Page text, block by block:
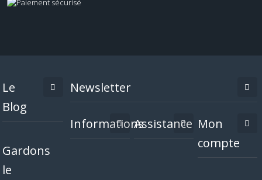
Le
Blog
Gardons
le
Newsletter
InformationsAssistance Mon
compte